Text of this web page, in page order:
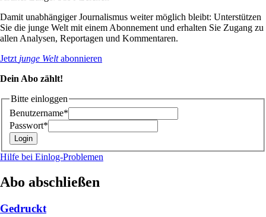
Damit unabhängiger Journalismus weiter möglich bleibt: Unterstützen
Sie die junge Welt mit einem Abonnement und erhalten Sie Zugang zu
allen Analysen, Reportagen und Kommentaren.
Jetzt junge Weltabonnieren
Dein Abo zählt!
Bitte einloggen
Benutzername*
Passwort*
Hilfe bei Einlog-Problemen
Abo abschließen
Gedruckt